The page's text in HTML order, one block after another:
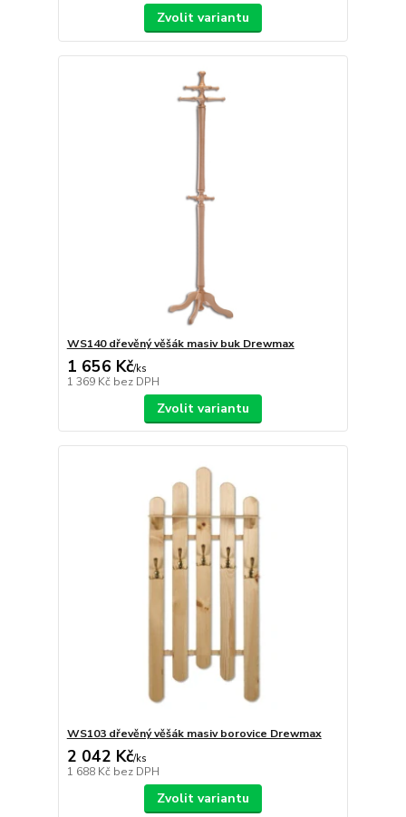
Zvolit variantu
WS140 dřevěný věšák masiv buk Drewmax
1 656 Kč/ks
1 369 Kč bez DPH
Zvolit variantu
WS103 dřevěný věšák masiv borovice Drewmax
2 042 Kč/ks
1 688 Kč bez DPH
Zvolit variantu